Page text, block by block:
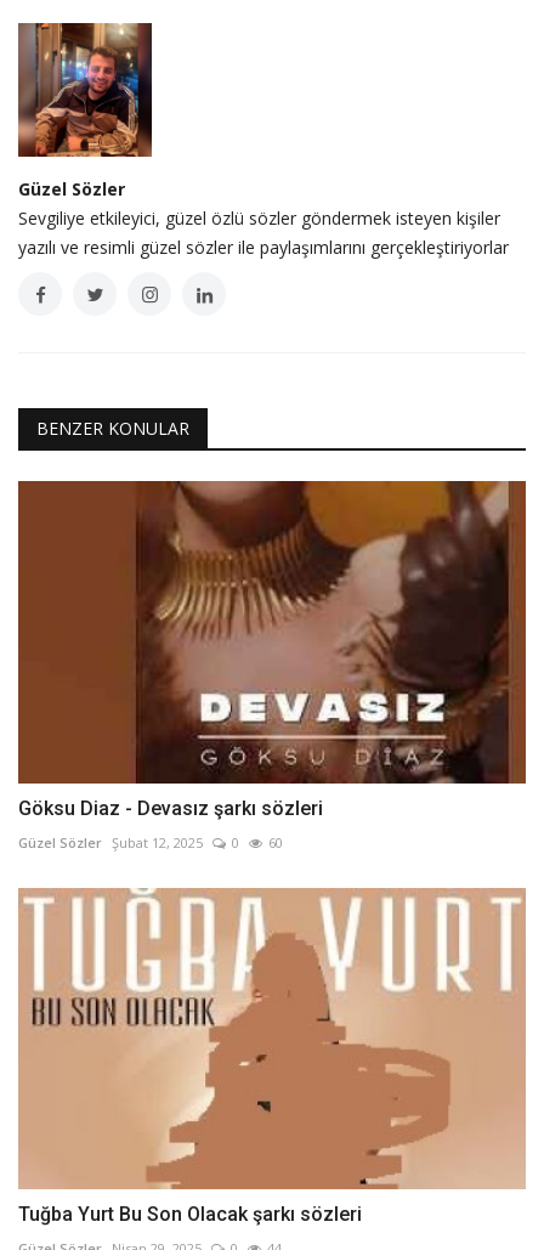
Güzel Sözler
Sevgiliye etkileyici, güzel özlü sözler göndermek isteyen kişiler
yazılı ve resimli güzel sözler ile paylaşımlarını gerçekleştiriyorlar
BENZER KONULAR
Göksu Diaz - Devasız şarkı sözleri
Güzel Sözler Şubat 12, 2025 0 60
Tuğba Yurt Bu Son Olacak şarkı sözleri